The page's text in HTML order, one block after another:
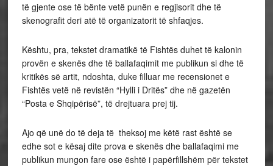
të gjente ose të bënte vetë punën e regjisorit dhe të
skenografit deri atë të organizatorit të shfaqjes.
Kështu, pra, tekstet dramatikë të Fishtës duhet të kalonin
provën e skenës dhe të ballafaqimit me publikun si dhe të
kritikës së artit, ndoshta, duke filluar me recensionet e
Fishtës vetë në revistën “Hylli i Dritës” dhe në gazetën
“Posta e Shqipërisë”, të drejtuara prej tij.
Ajo që unë do të deja të theksoj me këtë rast është se
edhe sot e kësaj dite prova e skenës dhe ballafaqimi me
publikun mungon fare ose është i papërfillshëm për tekstet